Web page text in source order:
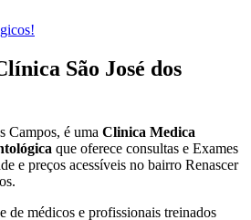
São José dos
Campos, é uma Clinica Medica
que oferece consultas e Exames
e preços acessíveis no bairro Renascer
.
de médicos e profissionais treinados